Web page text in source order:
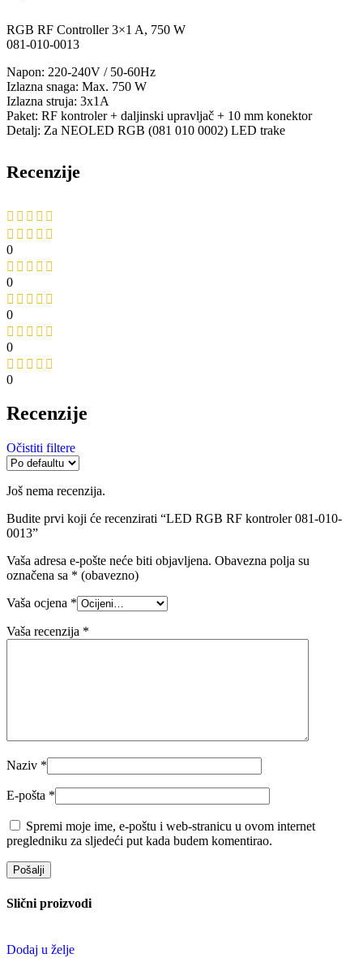
RGB RF Controller 3×1 A, 750 W
081-010-0013
Napon: 220-240V / 50-60Hz
Izlazna snaga: Max. 750 W
Izlazna struja: 3x1A
Paket: RF kontroler + daljinski upravljač + 10 mm konektor
Detalj: Za NEOLED RGB (081 010 0002) LED trake
Recenzije
0
0
0
0
0
Recenzije
Očistiti filtere
Još nema recenzija.
Budite prvi koji će recenzirati “LED RGB RF kontroler 081-010-
0013”
Vaša adresa e-pošte neće biti objavljena. Obavezna polja su
označena sa * (obavezno)
Vaša ocjena *
Vaša recenzija *
Naziv *
E-pošta *
Spremi moje ime, e-poštu i web-stranicu u ovom internet
pregledniku za sljedeći put kada budem komentirao.
Slični proizvodi
Dodaj u želje